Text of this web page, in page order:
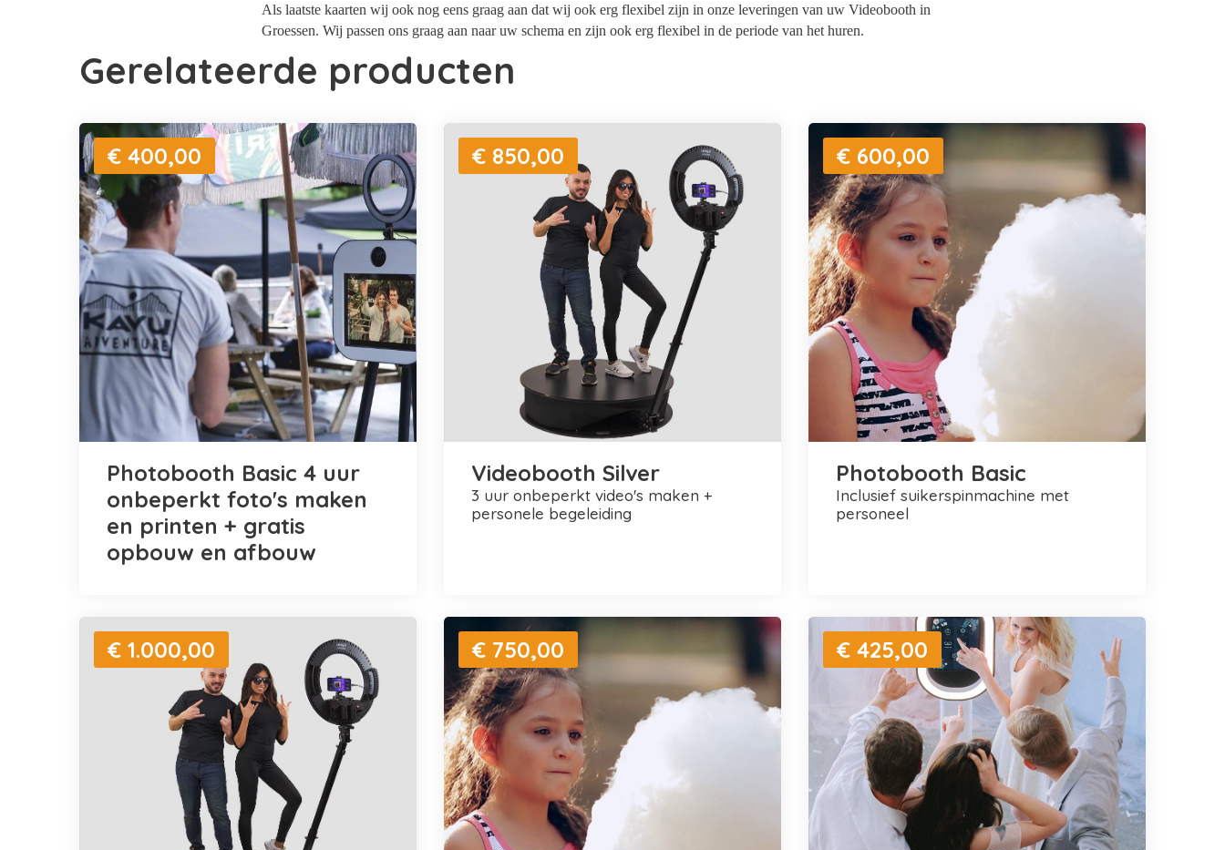
Als laatste kaarten wij ook nog eens graag aan dat wij ook erg flexibel zijn in onze leveringen van uw Videobooth in
Groessen. Wij passen ons graag aan naar uw schema en zijn ook erg flexibel in de periode van het huren.
Gerelateerde producten
€ 400,00
Photobooth Basic 4 uur
onbeperkt foto's maken
en printen + gratis
opbouw en afbouw
€ 850,00
Videobooth Silver
3 uur onbeperkt video's maken +
personele begeleiding
€ 600,00
Photobooth Basic
inclusief suikerspinmachine met
personeel
€ 1.000,00 € 750,00 € 425,00